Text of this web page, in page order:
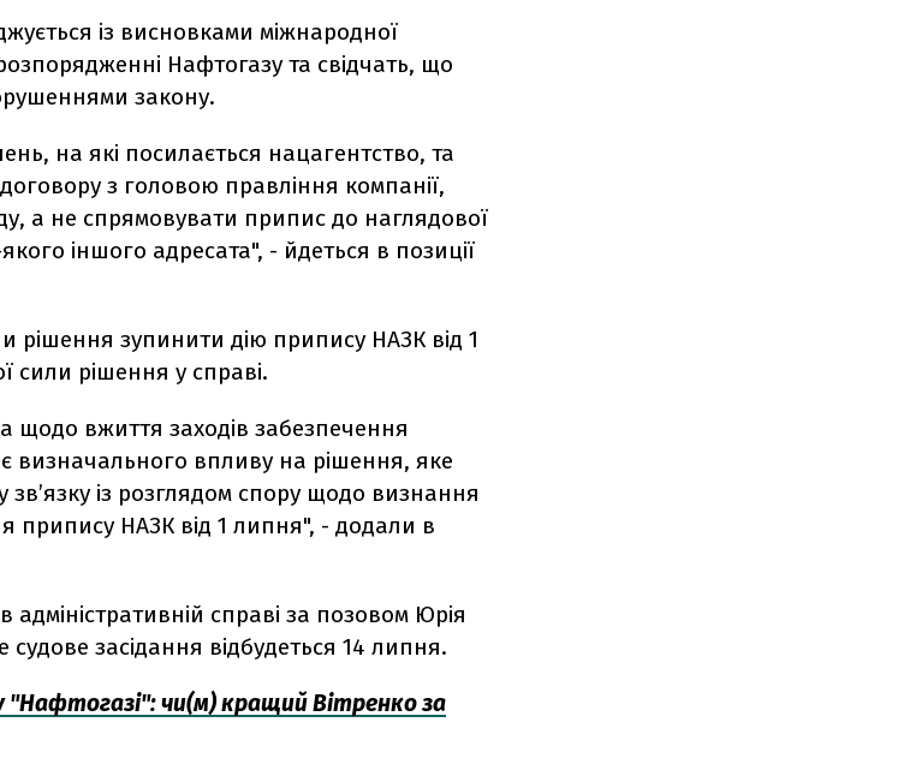
із висновками міжнародної
Нафтогазу та свідчать, що
закону.
на які посилається нацагентство, та
з головою правління компанії,
а не спрямовувати припис до наглядової
іншого адресата", - йдеться в позиції
рішення зупинити дію припису НАЗК від 1
сили рішення у справі.
щодо вжиття заходів забезпечення
визначального впливу на рішення, яке
із розглядом спору щодо визнання
припису НАЗК від 1 липня", - додали в
справі за позовом Юрія
судове засідання відбудеться 14 липня.
"Нафтогазі": чи(м) кращий Вітренко за